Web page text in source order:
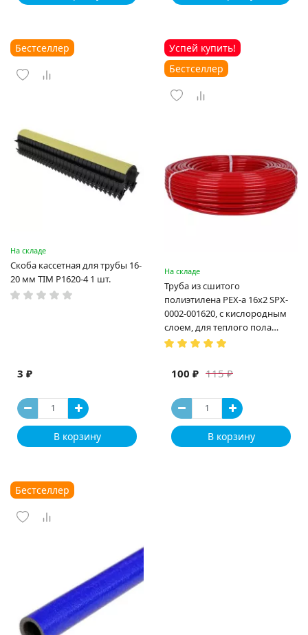
Бестселлер
На складе
Скоба кассетная для трубы 16-
20 мм TIM P1620-4 1 шт.
3 ₽
В корзину
Успей купить!
Бестселлер
На складе
Труба из сшитого
полиэтилена PEX-a 16х2 SPX-
0002-001620, с кислородным
слоем, для теплого пола
(Испания)
115 ₽
100 ₽
В корзину
Бестселлер